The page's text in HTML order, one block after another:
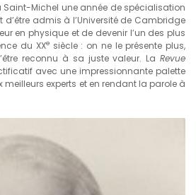
Saint-Michel une année de spécialisation
admis à l’Université de Cambridge
en physique et de devenir l’un des plus
du XXe siècle : on ne le présente plus,
reconnu à sa juste valeur. La Revue
avec une impressionnante palette
experts et en rendant la parole à